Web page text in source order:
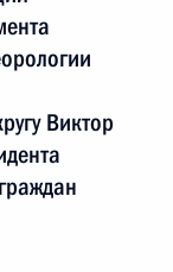
Виктор